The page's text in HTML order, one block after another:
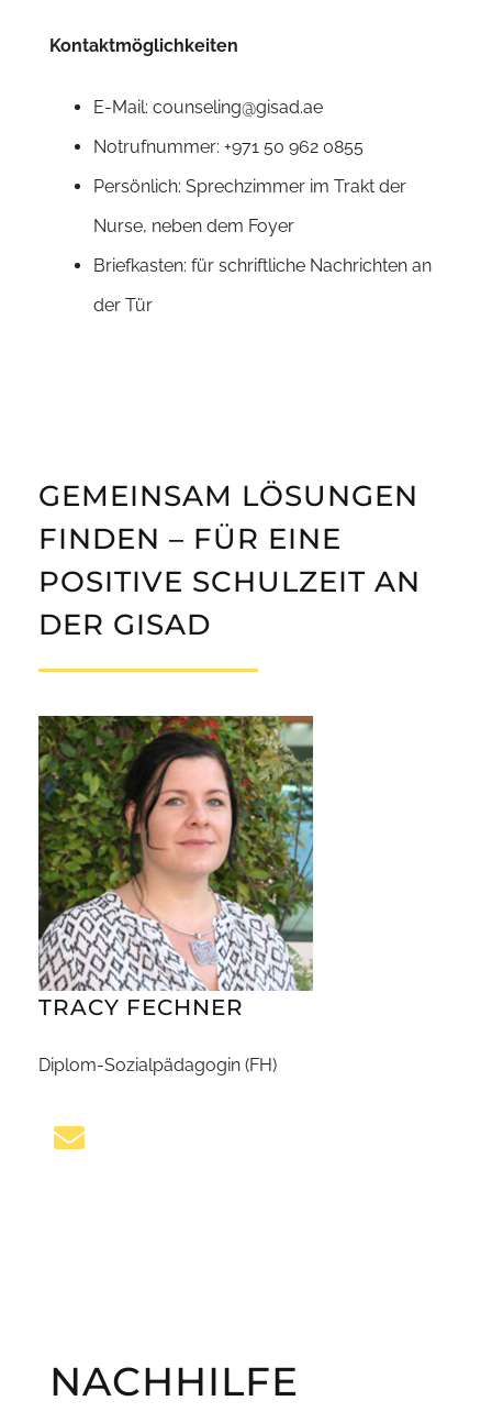
Kontaktmöglichkeiten
E-Mail: counseling@gisad.ae
Notrufnummer: +971 50 962 0855
Persönlich: Sprechzimmer im Trakt der
Nurse, neben dem Foyer
Briefkasten: für schriftliche Nachrichten an
der Tür
GEMEINSAM LÖSUNGEN
FINDEN – FÜR EINE
POSITIVE SCHULZEIT AN
DER GISAD
TRACY FECHNER
Diplom-Sozialpädagogin (FH)
NACHHILFE